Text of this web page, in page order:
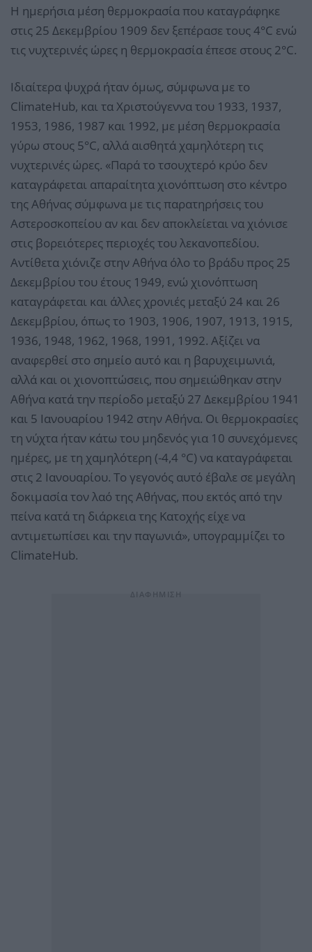
Η ημερήσια μέση θερμοκρασία που καταγράφηκε
στις 25 Δεκεμβρίου 1909 δεν ξεπέρασε τους 4°C ενώ
τις νυχτερινές ώρες η θερμοκρασία έπεσε στους 2°C.
Ιδιαίτερα ψυχρά ήταν όμως, σύμφωνα με το
ClimateHub, και τα Χριστούγεννα του 1933, 1937,
1953, 1986, 1987 και 1992, με μέση θερμοκρασία
γύρω στους 5°C, αλλά αισθητά χαμηλότερη τις
νυχτερινές ώρες. «Παρά το τσουχτερό κρύο δεν
καταγράφεται απαραίτητα χιονόπτωση στο κέντρο
της Αθήνας σύμφωνα με τις παρατηρήσεις του
Αστεροσκοπείου αν και δεν αποκλείεται να χιόνισε
στις βορειότερες περιοχές του λεκανοπεδίου.
Αντίθετα χιόνιζε στην Αθήνα όλο το βράδυ προς 25
Δεκεμβρίου του έτους 1949, ενώ χιονόπτωση
καταγράφεται και άλλες χρονιές μεταξύ 24 και 26
Δεκεμβρίου, όπως το 1903, 1906, 1907, 1913, 1915,
1936, 1948, 1962, 1968, 1991, 1992. Αξίζει να
αναφερθεί στο σημείο αυτό και η βαρυχειμωνιά,
αλλά και οι χιονοπτώσεις, που σημειώθηκαν στην
Αθήνα κατά την περίοδο μεταξύ 27 Δεκεμβρίου 1941
και 5 Ιανουαρίου 1942 στην Αθήνα. Οι θερμοκρασίες
τη νύχτα ήταν κάτω του μηδενός για 10 συνεχόμενες
ημέρες, με τη χαμηλότερη (-4,4 °C) να καταγράφεται
στις 2 Ιανουαρίου. Το γεγονός αυτό έβαλε σε μεγάλη
δοκιμασία τον λαό της Αθήνας, που εκτός από την
πείνα κατά τη διάρκεια της Κατοχής είχε να
αντιμετωπίσει και την παγωνιά», υπογραμμίζει το
ClimateHub.